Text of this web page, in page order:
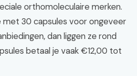
orthomoleculaire merken.
30 capsules voor ongeveer
dan liggen ze rond
betaal je vaak €12,00 tot